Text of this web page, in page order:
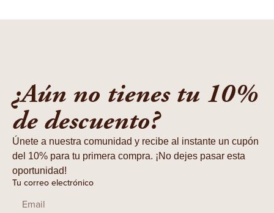
¿Aún no tienes tu 10%
de descuento?
Únete a nuestra comunidad y recibe al instante un cupón
del 10% para tu primera compra. ¡No dejes pasar esta
oportunidad!
Tu correo electrónico